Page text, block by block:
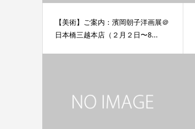
【美術】ご案内：濱岡朝子洋画展＠
日本橋三越本店（２月２日〜8...